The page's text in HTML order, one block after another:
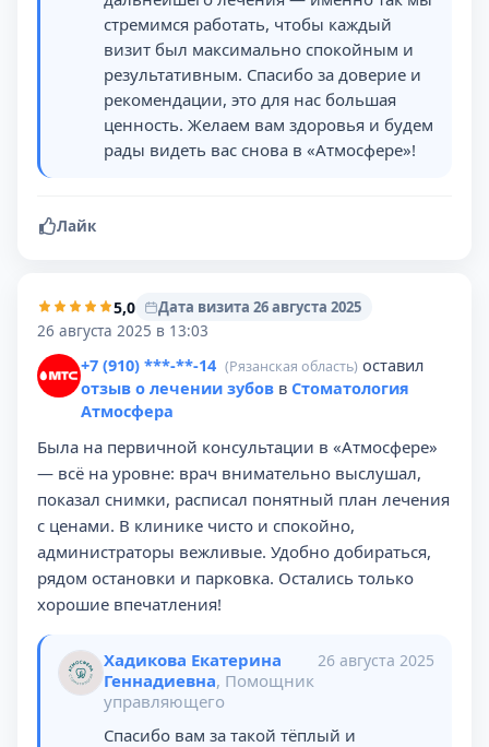
стремимся работать, чтобы каждый
визит был максимально спокойным и
результативным. Спасибо за доверие и
рекомендации, это для нас большая
ценность. Желаем вам здоровья и будем
рады видеть вас снова в «Атмосфере»!
Лайк
5,0
Дата визита 26 августа 2025
26 августа 2025 в 13:03
+7 (910) ***-**-14 (Рязанская область) оставил
отзыв о лечении зубов в Стоматология
Атмосфера
Была на первичной консультации в «Атмосфере»
— всё на уровне: врач внимательно выслушал,
показал снимки, расписал понятный план лечения
с ценами. В клинике чисто и спокойно,
администраторы вежливые. Удобно добираться,
рядом остановки и парковка. Остались только
хорошие впечатления!
Хадикова Екатерина
Геннадиевна, Помощник
управляющего
26 августа 2025
Спасибо вам за такой тёплый и